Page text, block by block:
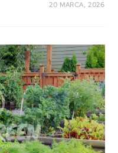
20 MARCA, 2026